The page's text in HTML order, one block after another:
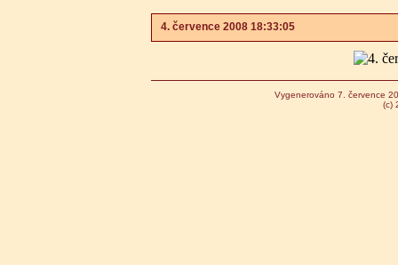
4. července 2008 18:33:05
Vygenerováno 7. července
(c)